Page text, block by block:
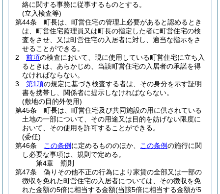
絡に関する事務に従事するものとする。
(立入検査等)
第44条
町長は、町営住宅の管理上必要があると認めるとき
は、町営住宅監理員又は町長の指定した者に町営住宅の検
査をさせ、又は町営住宅の入居者に対し、適当な指示をさ
せることができる。
2
前項の検査において、現に使用している町営住宅に立ち入
るときは、あらかじめ、当該町営住宅の入居者の承諾を得
なければならない。
3
第1項の規定に基づき検査する者は、その身分を示す証明
書を携帯し、関係者に提示しなければならない。
(敷地の目的外使用)
第45条
町長は、町営住宅及び共同施設の用に供されている
土地の一部について、その用途又は目的を妨げない限度に
おいて、その使用を許可することができる。
(委任)
第46条
この条例 に定めるもののほか、 この条例の施行に関
し必要な事項は、規則で定める。
第4章
罰則
第47条
偽りその他不正の行為により家賃の全部又は一部の
徴収を免れた町営住宅の入居者については、その徴収を免
れた金額の5倍に相当する金額(当該5倍に相当する金額が5